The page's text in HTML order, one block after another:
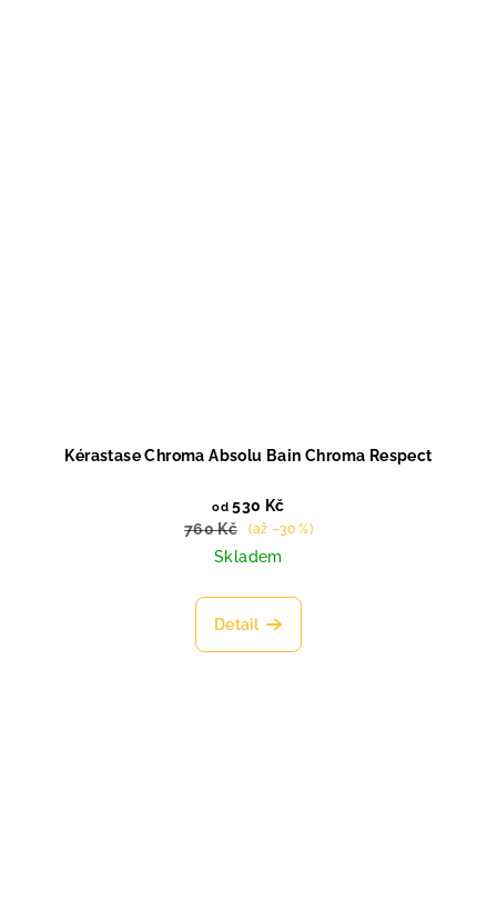
Kérastase Chroma Absolu Bain Chroma Respect
od 530 Kč
760 Kč
(až –30 %)
Skladem
Detail